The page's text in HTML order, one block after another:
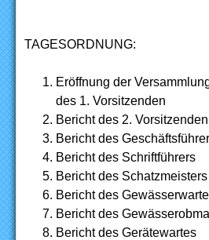
TAGESORDNUNG:
Eröffnung der
des 1. Vorsitzenden
Bericht des 2. Vorsitzenden
Bericht des
Bericht des Schriftführers
Bericht des Schatzmeisters
Bericht des
Bericht des
Bericht des Gerätewartes